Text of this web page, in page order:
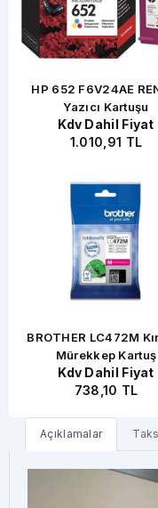
HP 652 F6V24AE
Yazıcı Kartuşu
Kdv Dahil Fiyat
1.010,91 TL
BROTHER LC472M
Mürekkep Kartuş
Kdv Dahil Fiyat
738,10 TL
Açıklamalar